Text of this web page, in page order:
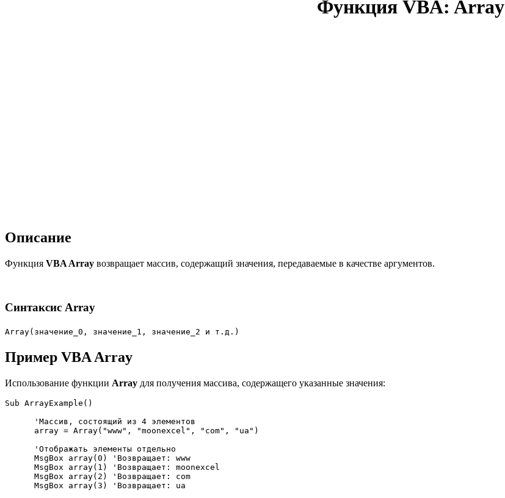
Функция VBA: Array
Описание
Функция VBA Array возвращает массив, содержащий значения, передаваемые в качестве аргументов.
Синтаксис Array
Array(значение_0, значение_1, значение_2 и т.д.)
Пример VBA Array
Использование функции Array для получения массива, содержащего указанные значения:
Sub ArrayExample()
      'Массив, состоящий из 4 элементов
      array = Array("www", "moonexcel", "com", "ua")
      'Отображать элементы отдельно
      MsgBox array(0) 'Возвращает: www
      MsgBox array(1) 'Возвращает: moonexcel
      MsgBox array(2) 'Возвращает: com
      MsgBox array(3) 'Возвращает: ua